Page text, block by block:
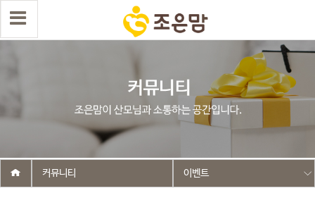
커뮤니티 이벤트